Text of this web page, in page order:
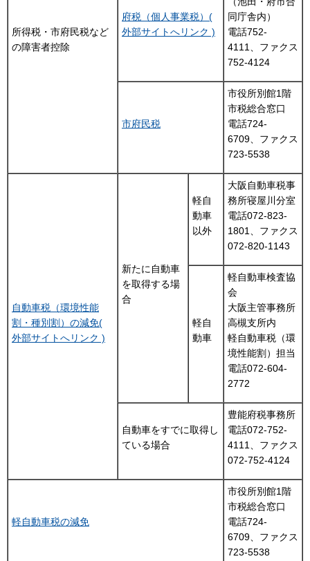
所得税・市府民税など
の障害者控除
府税（個人事業税）(
外部サイトへリンク )
同庁舎内）
電話752-
4111、ファクス
752-4124
市府民税
市役所別館1階
市税総合窓口
電話724-
6709、ファクス
723-5538
自動車税（環境性能
割・種別割）の減免(
外部サイトへリンク )
新たに自動車
を取得する場
合
軽自
動車
以外
大阪自動車税事
務所寝屋川分室
電話072-823-
1801、ファクス
072-820-1143
軽自
動車
軽自動車検査協
会
大阪主管事務所
高槻支所内
軽自動車税（環
境性能割）担当
電話072-604-
2772
自動車をすでに取得し
ている場合
豊能府税事務所
電話072-752-
4111、ファクス
072-752-4124
軽自動車税の減免
市役所別館1階
市税総合窓口
電話724-
6709、ファクス
723-5538